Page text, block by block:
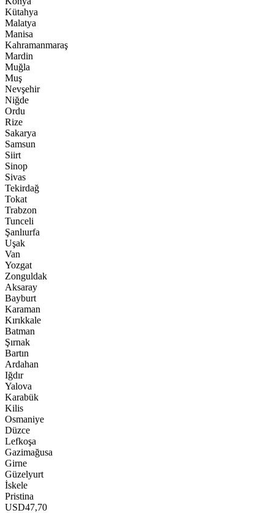
Kütahya
Malatya
Manisa
Kahramanmaraş
Mardin
Muğla
Muş
Nevşehir
Niğde
Ordu
Rize
Sakarya
Samsun
Siirt
Sinop
Sivas
Tekirdağ
Tokat
Trabzon
Tunceli
Şanlıurfa
Uşak
Van
Yozgat
Zonguldak
Aksaray
Bayburt
Karaman
Kırıkkale
Batman
Şırnak
Bartın
Ardahan
Iğdır
Yalova
Karabük
Kilis
Osmaniye
Düzce
Lefkoşa
Gazimağusa
Girne
Güzelyurt
İskele
Pristina
USD47,70